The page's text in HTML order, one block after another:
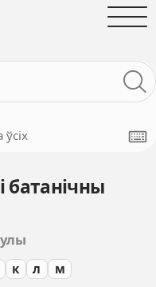
батанічны
к л м